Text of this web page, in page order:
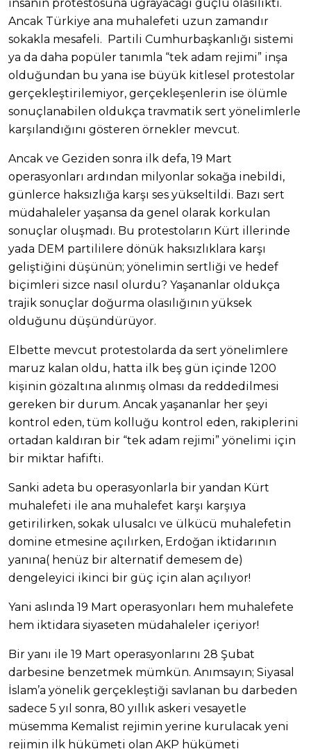
insanın protestosuna uğrayacağı güçlü olasılıktı.
Ancak Türkiye ana muhalefeti uzun zamandır
sokakla mesafeli. Partili Cumhurbaşkanlığı sistemi
ya da daha popüler tanımla “tek adam rejimi” inşa
olduğundan bu yana ise büyük kitlesel protestolar
gerçekleştirilemiyor, gerçekleşenlerin ise ölümle
sonuçlanabilen oldukça travmatik sert yönelimlerle
karşılandığını gösteren örnekler mevcut.
Ancak ve Geziden sonra ilk defa, 19 Mart
operasyonları ardından milyonlar sokağa inebildi,
günlerce haksızlığa karşı ses yükseltildi. Bazı sert
müdahaleler yaşansa da genel olarak korkulan
sonuçlar oluşmadı. Bu protestoların Kürt illerinde
yada DEM partililere dönük haksızlıklara karşı
geliştiğini düşünün; yönelimin sertliği ve hedef
biçimleri sizce nasıl olurdu? Yaşananlar oldukça
trajik sonuçlar doğurma olasılığının yüksek
olduğunu düşündürüyor.
Elbette mevcut protestolarda da sert yönelimlere
maruz kalan oldu, hatta ilk beş gün içinde 1200
kişinin gözaltına alınmış olması da reddedilmesi
gereken bir durum. Ancak yaşananlar her şeyi
kontrol eden, tüm kolluğu kontrol eden, rakiplerini
ortadan kaldıran bir “tek adam rejimi” yönelimi için
bir miktar hafifti.
Sanki adeta bu operasyonlarla bir yandan Kürt
muhalefeti ile ana muhalefet karşı karşıya
getirilirken, sokak ulusalcı ve ülkücü muhalefetin
domine etmesine açılırken, Erdoğan iktidarının
yanına( henüz bir alternatif demesem de)
dengeleyici ikinci bir güç için alan açılıyor!
Yani aslında 19 Mart operasyonları hem muhalefete
hem iktidara siyaseten müdahaleler içeriyor!
Bir yanı ile 19 Mart operasyonlarını 28 Şubat
darbesine benzetmek mümkün. Anımsayın; Siyasal
İslam’a yönelik gerçekleştiği savlanan bu darbeden
sadece 5 yıl sonra, 80 yıllık askeri vesayetle
müsemma Kemalist rejimin yerine kurulacak yeni
rejimin ilk hükümeti olan AKP hükümeti